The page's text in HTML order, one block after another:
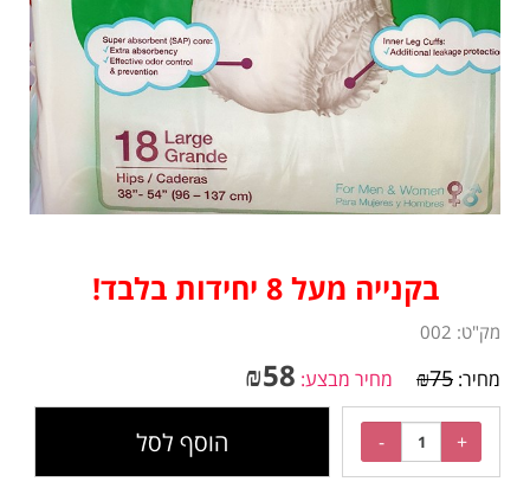
בקנייה מעל 8 יחידות בלבד!
מק"ט: 002
מחיר: ₪75 מחיר מבצע: ₪58
הוסף לסל